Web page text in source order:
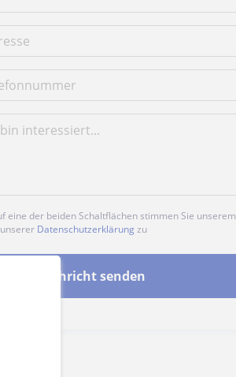
eine der beiden Schaltflächen stimmen Sie unserem
Datenschutzerklärung zu
Nachricht senden